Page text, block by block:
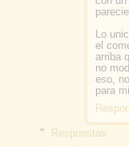
Lo
el
arriba
no
eso,
para mi.
Respuestas